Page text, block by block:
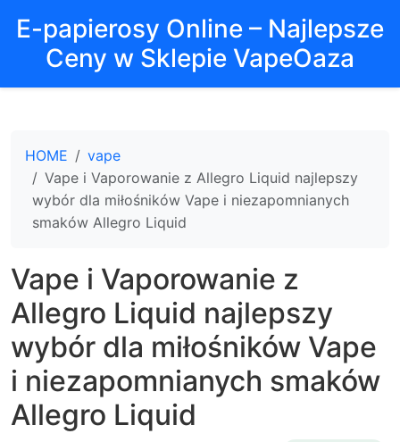
E-papierosy Online – Najlepsze
Ceny w Sklepie VapeOaza
HOME
vape
Vape i Vaporowanie z Allegro Liquid najlepszy
wybór dla miłośników Vape i niezapomnianych
smaków Allegro Liquid
Vape i Vaporowanie z
Allegro Liquid najlepszy
wybór dla miłośników Vape
i niezapomnianych smaków
Allegro Liquid